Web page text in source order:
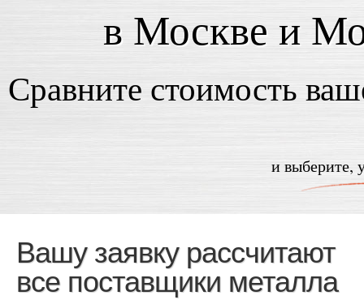
в Москве и
Сравните стоимость
и выберите,
Вашу заявку рассчитают
все поставщики металла